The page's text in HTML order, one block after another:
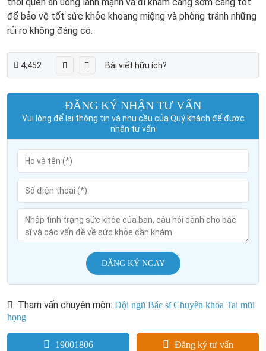
thói quen ăn uống lành mạnh và đi khám càng sớm càng tốt
để bảo vệ tốt sức khỏe khoang miệng và phòng tránh những
rủi ro không đáng có.
4,452 Bài viết hữu ích?
ĐĂNG KÝ NHẬN TƯ VẤN
Vui lòng để lại thông tin và nhu cầu của Quý khách để được
nhận tư vấn
ĐĂNG KÝ NGAY
Tham vấn chuyên môn: Đội ngũ Bác sĩ Chuyên khoa Tai mũi
họng
19001806 Đăng ký tư vấn